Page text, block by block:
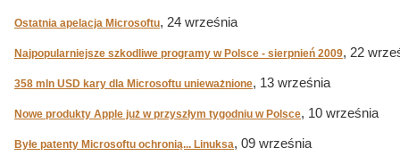
Ostatnia apelacja Microsoftu, 24 września
Najpopularniejsze szkodliwe programy w Polsce - sierpnień 2009, 22
358 mln USD kary dla Microsoftu unieważnione, 13 września
Nowe produkty Apple już w przyszłym tygodniu w Polsce, 10 września
Byłe patenty Microsoftu ochronią... Linuksa, 09 września